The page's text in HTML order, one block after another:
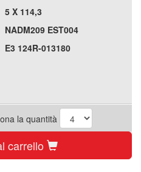
5 X 114,3
NADM209 EST004
E3 124R-013180
la quantità
carrello